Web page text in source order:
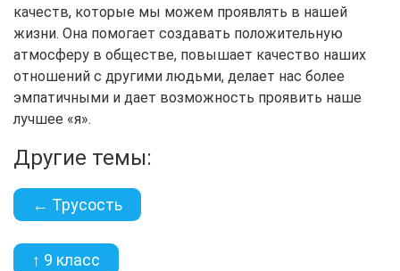
качеств, которые мы можем проявлять в нашей
жизни. Она помогает создавать положительную
атмосферу в обществе, повышает качество наших
отношений с другими людьми, делает нас более
эмпатичными и дает возможность проявить наше
лучшее «я».
Другие темы:
← Трусость
↑ 9 класс